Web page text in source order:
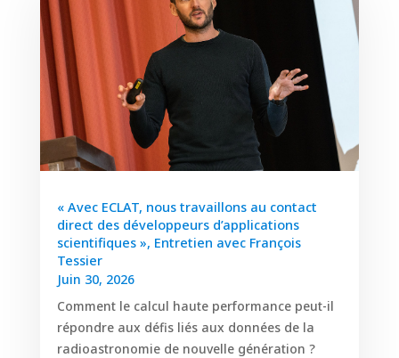
« Avec ECLAT, nous travaillons au contact
direct des développeurs d’applications
scientifiques », Entretien avec François
Tessier
Juin 30, 2026
Comment le calcul haute performance peut-il
répondre aux défis liés aux données de la
radioastronomie de nouvelle génération ?